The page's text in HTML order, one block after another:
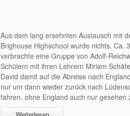
Aus dem lang ersehnten Austausch mit
Brighouse Highschool wurde nichts. Ca.
verbrachte eine Gruppe von Adolf-
Schülern mit ihren Lehrern Miriam
David damit auf die Abreise nach
nur um dann wieder zurück nach
fahren, ohne England auch nur gesehen
Weiterlesen ...